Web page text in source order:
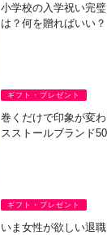
小学校の入学祝い完
は？何を贈ればいい？
ギフト・プレゼント
巻くだけで印象が変
スストールブランド
ギフト・プレゼント
いま女性が欲しい退